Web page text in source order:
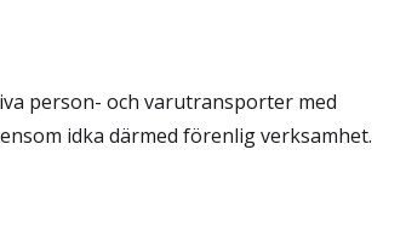
person- och varutransporter med
idka därmed förenlig verksamhet.